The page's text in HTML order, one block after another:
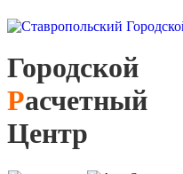
Городской
Расчетный
Центр